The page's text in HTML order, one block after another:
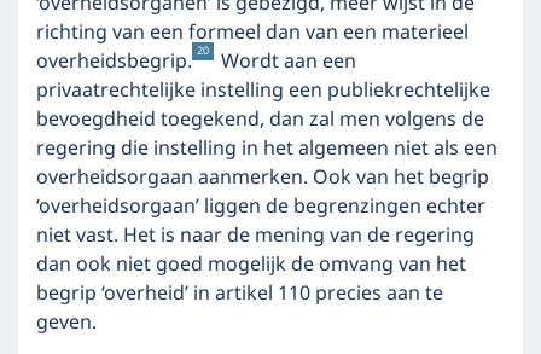
richting van een formeel dan van een materieel
overheidsbegrip. 20
Wordt aan een
privaatrechtelijke instelling een publiekrechtelijke
bevoegdheid toegekend, dan zal men volgens de
regering die instelling in het algemeen niet als een
overheidsorgaan aanmerken. Ook van het begrip
‘overheidsorgaan’ liggen de begrenzingen echter
niet vast. Het is naar de mening van de regering
dan ook niet goed mogelijk de omvang van het
begrip ‘overheid’ in artikel 110 precies aan te
geven.